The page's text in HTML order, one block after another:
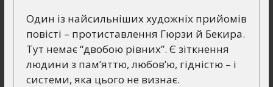
Один із найсильніших художніх прийомів
повісті – протиставлення Гюрзи й Бекира.
Тут немає “двобою рівних”. Є зіткнення
людини з пам’яттю, любов’ю, гідністю – і
системи, яка цього не визнає.